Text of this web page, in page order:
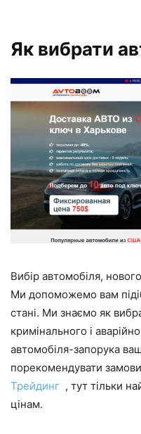
Як вибрати
Вибір автомобіля,
Ми допоможемо вам
стані. Ми знаємо як
кримінального і
автомобіля-запорука
порекомендувати
Трейдинг , тут тільки
цінам.